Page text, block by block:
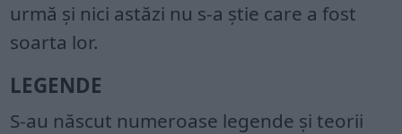
urmă și nici astăzi nu s-a știe care a fost
soarta lor.
LEGENDE
S-au născut numeroase legende și teorii